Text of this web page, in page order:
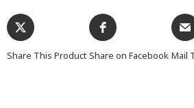
Share This Product Share on Facebook Mail